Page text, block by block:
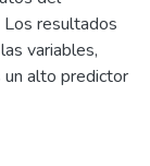
resultados
variables,
un alto predictor